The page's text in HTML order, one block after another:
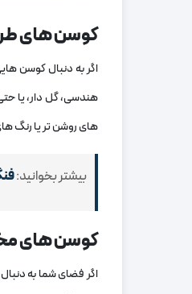
کوسن‌ های
اگر به دنبال کوسن
هندسی، گل‌ دار، یا
‌های روشن ‌تر یا رنگ‌
بیشتر بخوانید:
کوسن‌ های
اگر فضای شما به